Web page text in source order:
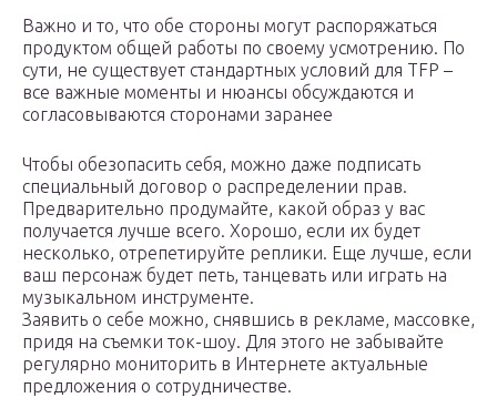
Важно и то, что обе стороны могут распоряжаться
продуктом общей работы по своему усмотрению. По
сути, не существует стандартных условий для TFP –
все важные моменты и нюансы обсуждаются и
согласовываются сторонами заранее
Чтобы обезопасить себя, можно даже подписать
специальный договор о распределении прав.
Предварительно продумайте, какой образ у вас
получается лучше всего. Хорошо, если их будет
несколько, отрепетируйте реплики. Еще лучше, если
ваш персонаж будет петь, танцевать или играть на
музыкальном инструменте.
Заявить о себе можно, снявшись в рекламе, массовке,
придя на съемки ток-шоу. Для этого не забывайте
регулярно мониторить в Интернете актуальные
предложения о сотрудничестве.